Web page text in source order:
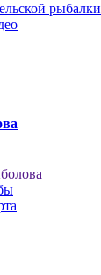
рыбалки